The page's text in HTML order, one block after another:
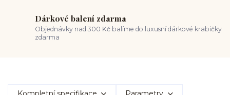
Dárkové balení zdarma
Objednávky nad 300 Kč balíme do luxusní dárkové krabičky
zdarma